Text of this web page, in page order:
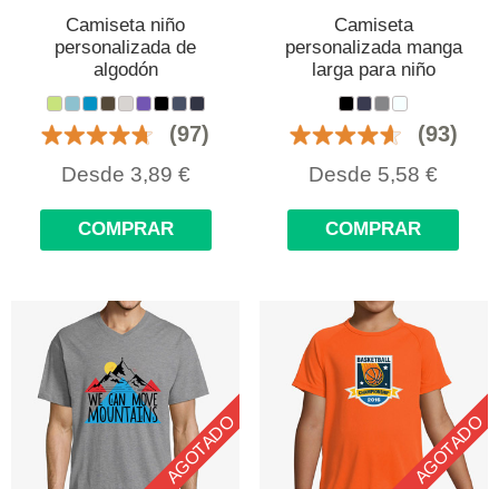
Camiseta niño
personalizada de
algodón
(97)
Desde 3,89 €
COMPRAR
Camiseta
personalizada manga
larga para niño
(93)
Desde 5,58 €
COMPRAR
AGOTADO AGOTADO